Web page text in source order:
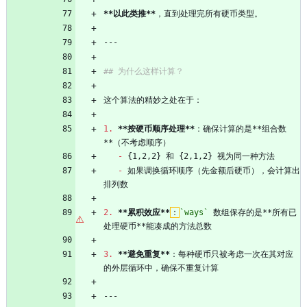
**以此类推** ，直到处理完所有硬币类型。
---
## 为什么这样计算？
这个算法的精妙之处在于：
1. **按硬币顺序处理** ：确保计算的是**组合数
**（不考虑顺序）
- {1,2,2} 和 {2,1,2} 视为同一种方法
- 如果调换循环顺序（先金额后硬币），会计算出
排列数
2. **累积效应** ： `ways`
数组保存的是**所有已
处理硬币**能凑成的方法总数
3. **避免重复** ：每种硬币只被考虑一次在其对应
的外层循环中，确保不重复计算
---